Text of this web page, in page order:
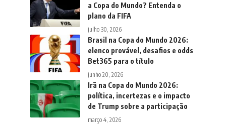
a Copa do Mundo? Entenda o
plano da FIFA
julho 30, 2026
Brasil na Copa do Mundo 2026:
elenco provável, desafios e odds
Bet365 para o título
junho 20, 2026
Irã na Copa do Mundo 2026:
política, incertezas e o impacto
de Trump sobre a participação
março 4, 2026